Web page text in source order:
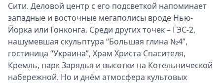
Сити. Деловой центр с его подсветкой напоминает
западные и восточные мегаполисы вроде Нью-
Йорка или Гонконга. Среди других точек – ГЭС-2,
нашумевшая скульптура “Большая глина №4”,
гостиница “Украина”, Храм Христа Спасителя,
Кремль, парк Зарядья и высотки на Котельнической
набережной. Но и днём атмосфера культовых